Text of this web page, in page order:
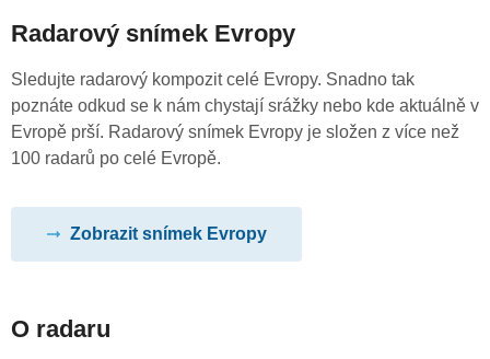
Radarový snímek Evropy
Sledujte radarový kompozit celé Evropy. Snadno tak
poznáte odkud se k nám chystají srážky nebo kde aktuálně v
Evropě prší. Radarový snímek Evropy je složen z více než
100 radarů po celé Evropě.
Zobrazit snímek Evropy
O radaru